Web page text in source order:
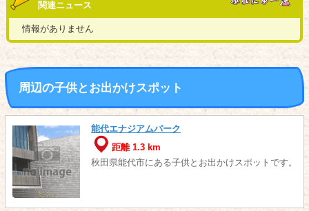
関連ニュース
情報がありません
周辺の子供とお出かけスポット
能代エナジアムパーク
距離 1.3 km
秋田県能代市にある子供とお出かけスポットです。